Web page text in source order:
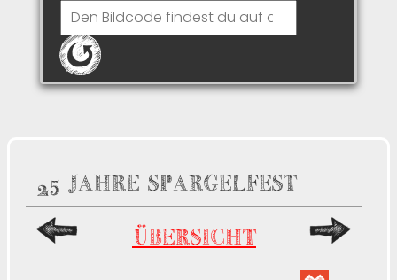
25 JAHRE SPARGELFEST
ÜBERSICHT